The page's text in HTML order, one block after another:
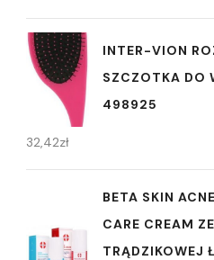
INTER-VION
SZCZOTKA DO
498925
32,42zł
BETA SKIN
CARE CREAM
TRĄDZIKOWEJ